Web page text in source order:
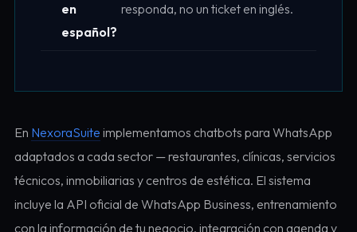
en
español?
responda, no un ticket en inglés.
En NexoraSuite implementamos chatbots para WhatsApp
adaptados a cada sector — restaurantes, clínicas, servicios
técnicos, inmobiliarias y centros de estética. El sistema
incluye la API oficial de WhatsApp Business, entrenamiento
con la información de tu negocio, integración con agenda y